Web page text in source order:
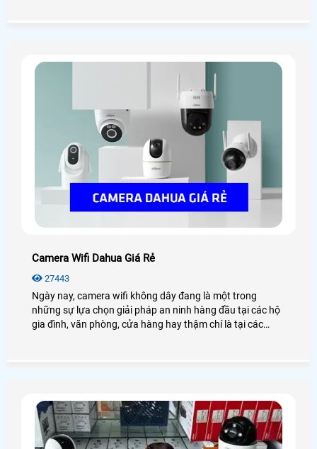
Camera Wifi Dahua Giá Rẻ
27443
Ngày nay, camera wifi không dây đang là một trong
những sự lựa chọn giải pháp an ninh hàng đầu tại các hộ
gia đình, văn phòng, cửa hàng hay thậm chí là tại các